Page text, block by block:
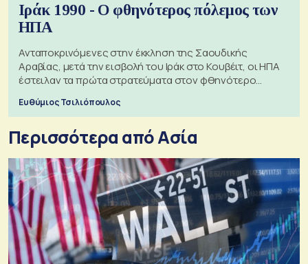
Ιράκ 1990 - Ο φθηνότερος πόλεμος των
ΗΠΑ
Ανταποκρινόμενες στην έκκληση της Σαουδικής
Αραβίας, μετά την εισβολή του Ιράκ στο Κουβέιτ, οι ΗΠΑ
έστειλαν τα πρώτα στρατεύματα στον φθηνότερο
Ευθύμιος Τσιλιόπουλος
Περισσότερα από Ασία